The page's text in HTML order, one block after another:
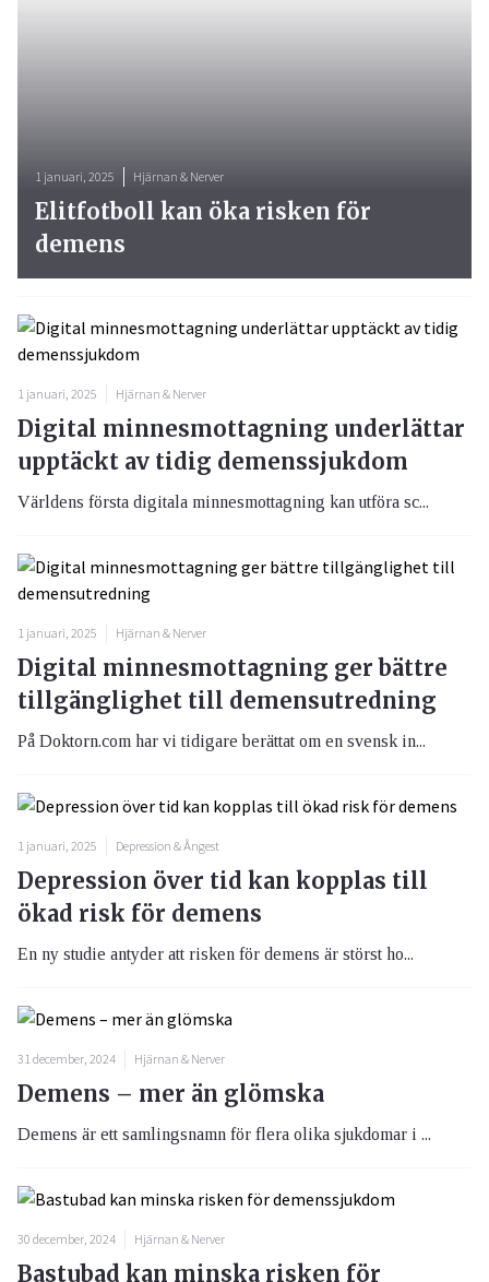
1 januari, 2025 Hjärnan & Nerver
Elitfotboll kan öka risken för
demens
1 januari, 2025 Hjärnan & Nerver
Digital minnesmottagning underlättar
upptäckt av tidig demenssjukdom
Världens första digitala minnesmottagning kan utföra sc...
1 januari, 2025 Hjärnan & Nerver
Digital minnesmottagning ger bättre
tillgänglighet till demensutredning
På Doktorn.com har vi tidigare berättat om en svensk in...
1 januari, 2025 Depression & Ångest
Depression över tid kan kopplas till
ökad risk för demens
En ny studie antyder att risken för demens är störst ho...
31 december, 2024 Hjärnan & Nerver
Demens – mer än glömska
Demens är ett samlingsnamn för flera olika sjukdomar i ...
30 december, 2024 Hjärnan & Nerver
Bastubad kan minska risken för